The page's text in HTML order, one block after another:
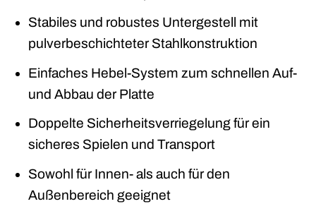
Stabiles und robustes Untergestell mit
pulverbeschichteter Stahlkonstruktion
Einfaches Hebel-System zum schnellen Auf-
und Abbau der Platte
Doppelte Sicherheitsverriegelung für ein
sicheres Spielen und Transport
Sowohl für Innen- als auch für den
Außenbereich geeignet